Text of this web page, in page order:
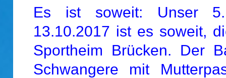
Es ist soweit: Unser 5.
13.10.2017 ist es soweit,
Sportheim Brücken. Der
Schwangere mit